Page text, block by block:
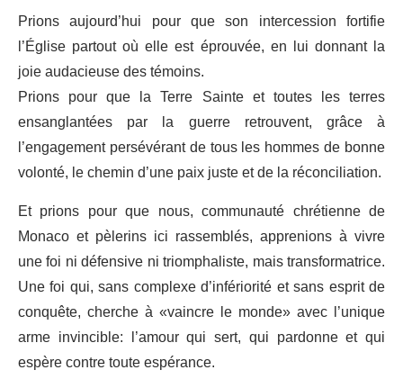
Prions aujourd’hui pour que son intercession fortifie
l’Église partout où elle est éprouvée, en lui donnant la
joie audacieuse des témoins.
Prions pour que la Terre Sainte et toutes les terres
ensanglantées par la guerre retrouvent, grâce à
l’engagement persévérant de tous les hommes de bonne
volonté, le chemin d’une paix juste et de la réconciliation.
Et prions pour que nous, communauté chrétienne de
Monaco et pèlerins ici rassemblés, apprenions à vivre
une foi ni défensive ni triomphaliste, mais transformatrice.
Une foi qui, sans complexe d’infériorité et sans esprit de
conquête, cherche à «vaincre le monde» avec l’unique
arme invincible: l’amour qui sert, qui pardonne et qui
espère contre toute espérance.